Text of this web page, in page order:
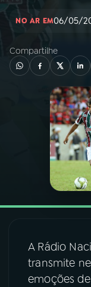
PODCASTS
08FESTIVAL
NO AR EM06/05/
Compartilhe
A Rádio
transmite
emoções de